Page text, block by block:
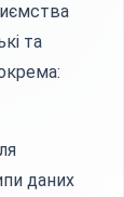
та
даних